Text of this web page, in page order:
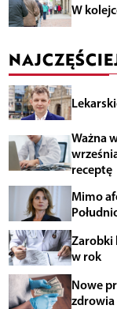
W
Ważna
receptę
Mimo
Zarobki
w rok
Nowe
zdrowia